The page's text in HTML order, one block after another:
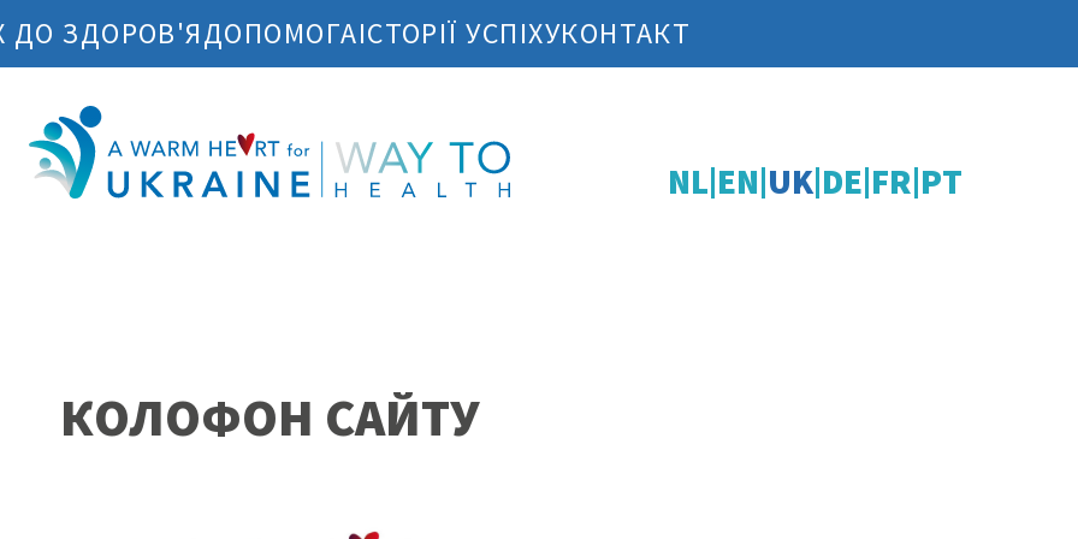
ДО ЗДОРОВ'ЯДОПОМОГАІСТОРІЇ УСПІХУКОНТАКТ
NL EN UK DE FR PT
КОЛОФОН САЙТУ